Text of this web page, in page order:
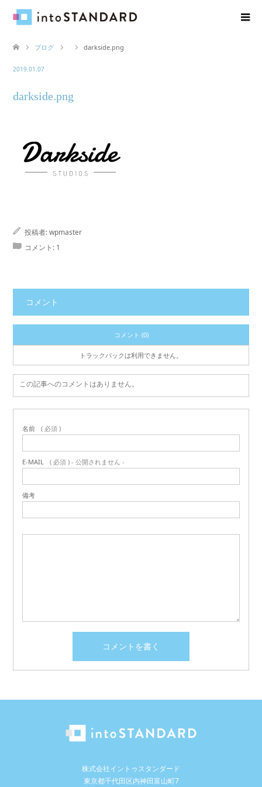
ブログ darkside.png
2019.01.07
darkside.png
投稿者:wpmaster
コメント: 1
コメント
コメント (0)
トラックバックは利用できません。
この記事へのコメントはありません。
名前 ( 必須 )
E-MAIL ( 必須 ) - 公開されません -
備考
株式会社イントゥスタンダード
東京都千代田区内神田富山町7